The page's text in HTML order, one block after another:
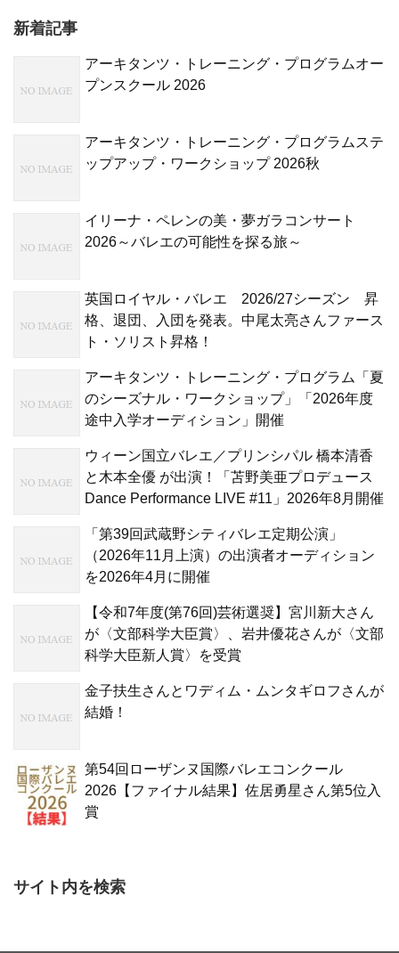
新着記事
アーキタンツ・トレーニング・プログラムオー
プンスクール 2026
アーキタンツ・トレーニング・プログラムステ
ップアップ・ワークショップ 2026秋
イリーナ・ペレンの美・夢ガラコンサート
2026～バレエの可能性を探る旅～
英国ロイヤル・バレエ 2026/27シーズン 昇
格、退団、入団を発表。中尾太亮さんファース
ト・ソリスト昇格！
アーキタンツ・トレーニング・プログラム「夏
のシーズナル・ワークショップ」「2026年度
途中入学オーディション」開催
ウィーン国立バレエ／プリンシパル 橋本清香
と木本全優 が出演！「苫野美亜プロデュース
Dance Performance LIVE #11」2026年8月開催
「第39回武蔵野シティバレエ定期公演」
（2026年11月上演）の出演者オーディション
を2026年4月に開催
【令和7年度(第76回)芸術選奨】宮川新大さん
が〈文部科学大臣賞〉、岩井優花さんが〈文部
科学大臣新人賞〉を受賞
金子扶生さんとワディム・ムンタギロフさんが
結婚！
第54回ローザンヌ国際バレエコンクール
2026【ファイナル結果】佐居勇星さん第5位入
賞
サイト内を検索